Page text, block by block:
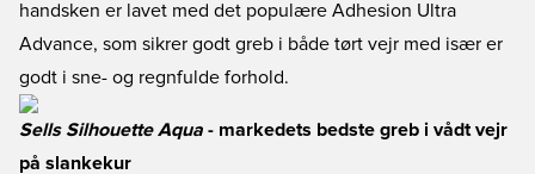
handsken er lavet med det populære Adhesion Ultra
Advance, som sikrer godt greb i både tørt vejr med især er
godt i sne- og regnfulde forhold.
Sells Silhouette Aqua - markedets bedste greb i vådt vejr
på slankekur